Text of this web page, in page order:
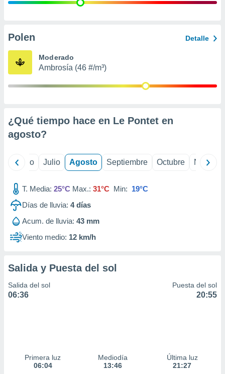
e
publicidad
Polen Detalle
Moderado
Ambrosía (46 #/m³)
¿Qué tiempo hace en Le Pontet en
agosto?
Junio Julio Agosto Septiembre Octubre
T. Media: 25°C Max.: 31°C Min: 19°C
Días de lluvia: 4días
Acum. de lluvia: 43 mm
Viento medio: 12 km/h
Salida y Puesta del sol
Salida del sol
06:36
Puesta del sol
20:55
Primera luz
06:04
Mediodía
13:46
Última luz
21:27